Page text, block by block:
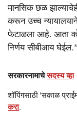
मानसिक छळ झाल्याचेही
करून उच्च न्यायालयाने
फेटाळला आहे. आता
निर्णय सीबीआय घेईल.”
सरकारनामाचेसदस्य व्हा
शॉपिंगसाठी 'सकाळ
करा.